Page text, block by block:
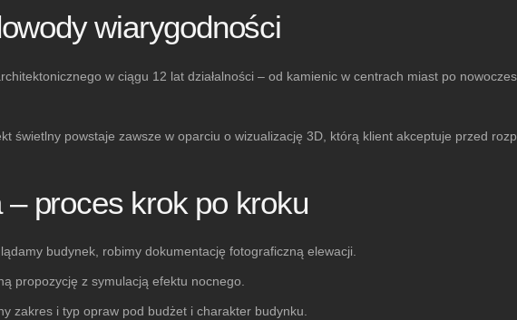
wiarygodności
w ciągu 12 lat działalności – od kamienic w centrach miast po
świetlny powstaje zawsze w oparciu o wizualizację 3D, którą klient akceptuje przed
– proces krok po kroku
budynek, robimy dokumentację fotograficzną elewacji.
propozycję z symulacją efektu nocnego.
zakres i typ opraw pod budżet i charakter budynku.